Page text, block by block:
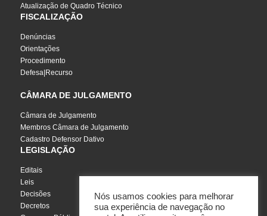
Atualização de Quadro Técnico
FISCALIZAÇÃO
Denúncias
Orientações
Procedimento
Defesa|Recurso
CÂMARA DE JULGAMENTO
Câmara de Julgamento
Membros Câmara de Julgamento
Cadastro Defensor Dativo
LEGISLAÇÃO
Editais
Leis
Decisões
Decretos
Nós usamos cookies para melhorar
sua experiência de navegação no